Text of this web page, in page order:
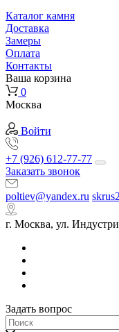
Каталог камня
Доставка
Замеры
Оплата
Контакты
Ваша корзина
0
Москва
Войти
+7 (926) 612-77-77
Заказать звонок
poltiev@yandex.ru
г. Москва, ул.
Задать вопрос